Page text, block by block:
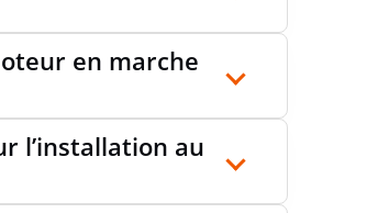
fournisseur
en marche
l’installation au